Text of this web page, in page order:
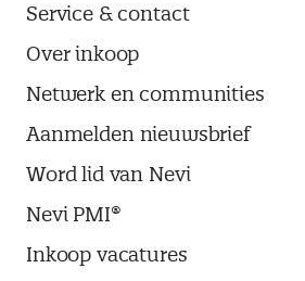
Service & contact
Over inkoop
Netwerk en communities
Aanmelden nieuwsbrief
Word lid van Nevi
Nevi PMI®
Inkoop vacatures